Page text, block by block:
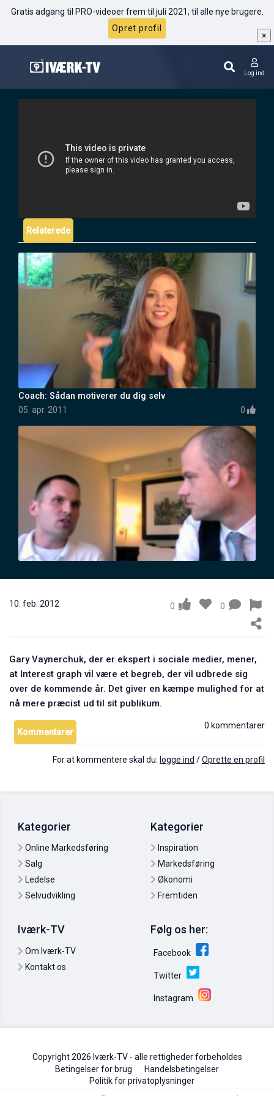
Gratis adgang til PRO-videoer frem til juli 2021, til alle nye brugere.
Opret profil
×
Log ind
Gary Vaynerchuk: Interest graph skaber
nye muligheder
Relaterede
Coach: Sådan motiverer du dig selv
05. apr. 2011 0
25. jun. 2011 1
Darren Rowse: Du skal være tålmodig som blogger
30. sep. 2011
05. nov. 2011
Michael Lykke Aagaard: Tre tips til din webtekst
10. feb. 2012 0 0
Gary Vaynerchuk, der er ekspert i sociale medier, mener,
at Interest graph vil være et begreb, der vil udbrede sig
over de kommende år. Det giver en kæmpe mulighed for at
nå mere præcist ud til sit publikum.
0 kommentarer
Kommentarer
For at kommentere skal du: logge ind /Oprette en profil
Kategorier
Online Markedsføring
Salg
Ledelse
Selvudvikling
Kategorier
Inspiration
Markedsføring
Økonomi
Fremtiden
Iværk-TV
Om Iværk-TV
Kontakt os
Følg os her:
Facebook
Twitter
Instagram
Copyright 2026 Iværk-TV - alle rettigheder forbeholdes
Betingelser for brug
Handelsbetingelser
Politik for privatoplysninger